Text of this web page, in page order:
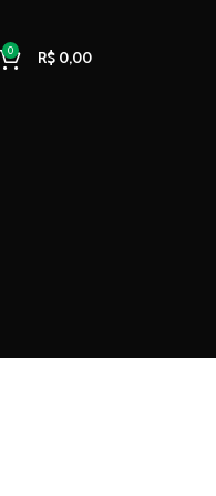
0 R$ 0,00